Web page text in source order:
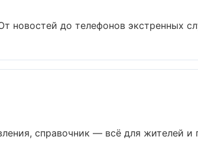
новостей до телефонов экстренных
справочник — всё для жителей и